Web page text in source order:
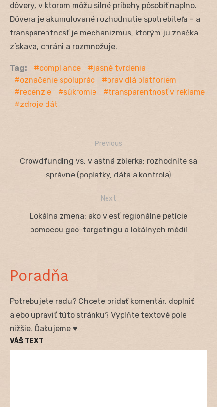
dôvery, v ktorom môžu silné príbehy pôsobiť naplno.
Dôvera je akumulované rozhodnutie spotrebiteľa – a
transparentnosť je mechanizmus, ktorým ju značka
získava, chráni a rozmnožuje.
Tag: compliance
jasné tvrdenia
označenie spoluprác
pravidlá platforiem
recenzie
súkromie
transparentnosť v reklame
zdroje dát
Navigácia
Previous
Previous
Crowdfunding vs. vlastná zbierka: rozhodnite sa
správne (poplatky, dáta a kontrola)
Next
Next
post:
Lokálna zmena: ako viesť regionálne petície
pomocou geo-targetingu a lokálnych médií
Poradňa
Potrebujete radu? Chcete pridať komentár, doplniť
alebo upraviť túto stránku? Vyplňte textové pole
nižšie. Ďakujeme ♥
VÁŠ TEXT